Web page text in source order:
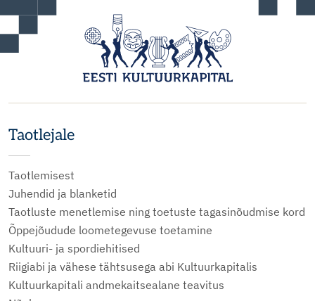
Taotlejale
Taotlemisest
Juhendid ja blanketid
Taotluste menetlemise ning toetuste tagasinõudmise kord
Õppejõudude loometegevuse toetamine
Kultuuri- ja spordiehitised
Riigiabi ja vähese tähtsusega abi Kultuurkapitalis
Kultuurkapitali andmekaitsealane teavitus